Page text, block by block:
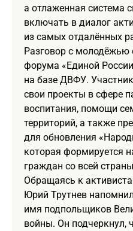
а отлаженная система
включать в диалог
из самых отдалённых
Разговор с молодёжью
форума «Единой
на базе ДВФУ.
свои проекты в сфере
воспитания, помощи
территорий, а также
для обновления
которая формируется
граждан со всей
Обращаясь к
Юрий Трутнев
имя подпольщиков
войны. Он подчеркнул,